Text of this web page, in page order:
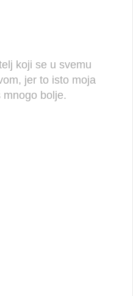
koji se u svemu
jer to isto moja
mnogo bolje.